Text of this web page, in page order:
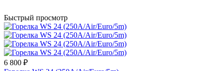
Быстрый просмотр
6 800 ₽